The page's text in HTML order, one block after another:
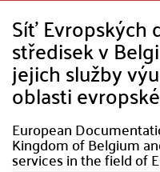
Síť Evropských
středisek v
jejich služby
oblasti
European
Kingdom of Belgium
services in the field of